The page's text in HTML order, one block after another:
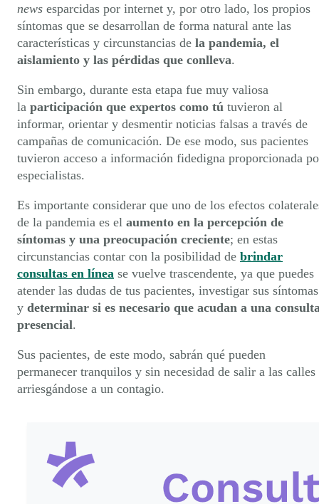
news esparcidas por internet y, por otro lado, los propios
síntomas que se desarrollan de forma natural ante las
características y circunstancias de la pandemia, el
aislamiento y las pérdidas que conlleva.
Sin embargo, durante esta etapa fue muy valiosa
la participación que expertos como tú tuvieron al
informar, orientar y desmentir noticias falsas a través de
campañas de comunicación. De ese modo, sus pacientes
tuvieron acceso a información fidedigna proporcionada
especialistas.
Es importante considerar que uno de los efectos
de la pandemia es el aumento en la percepción de
síntomas y una preocupación creciente; en estas
circunstancias contar con la posibilidad de brindar
consultas en línea se vuelve trascendente, ya que puedes
atender las dudas de tus pacientes, investigar sus síntomas
y determinar si es necesario que acudan a una
presencial.
Sus pacientes, de este modo, sabrán qué pueden
permanecer tranquilos y sin necesidad de salir a las calles
arriesgándose a un contagio.